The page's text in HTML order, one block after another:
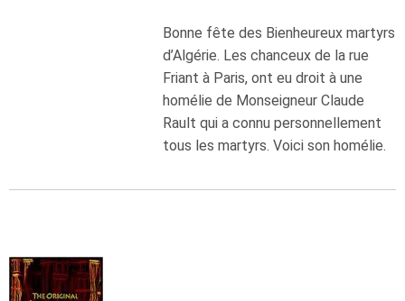
Bonne fête des Bienheureux martyrs
d’Algérie. Les chanceux de la rue
Friant à Paris, ont eu droit à une
homélie de Monseigneur Claude
Rault qui a connu personnellement
tous les martyrs. Voici son homélie.